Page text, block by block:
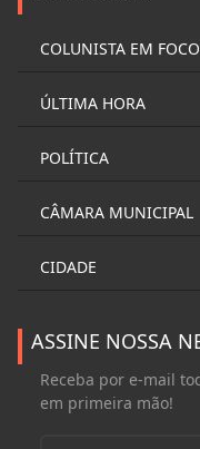
COLUNISTA EM FOCO
ÚLTIMA HORA
POLÍTICA
CÂMARA MUNICIPAL
CIDADE
ASSINE NOSSA
Receba por e-mail
em primeira mão!